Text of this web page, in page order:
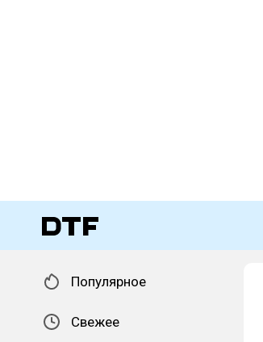
Популярное
Свежее